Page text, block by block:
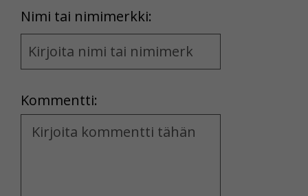
Nimi tai nimimerkki:
Name
and
Kommentti:
Kommentti